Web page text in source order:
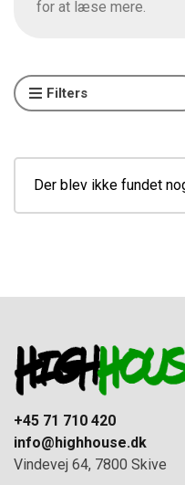
for at læse mere.
Filters
Der blev ikke fundet
+45 71 710 420
info@highhouse.dk
Vindevej 64, 7800 Skive